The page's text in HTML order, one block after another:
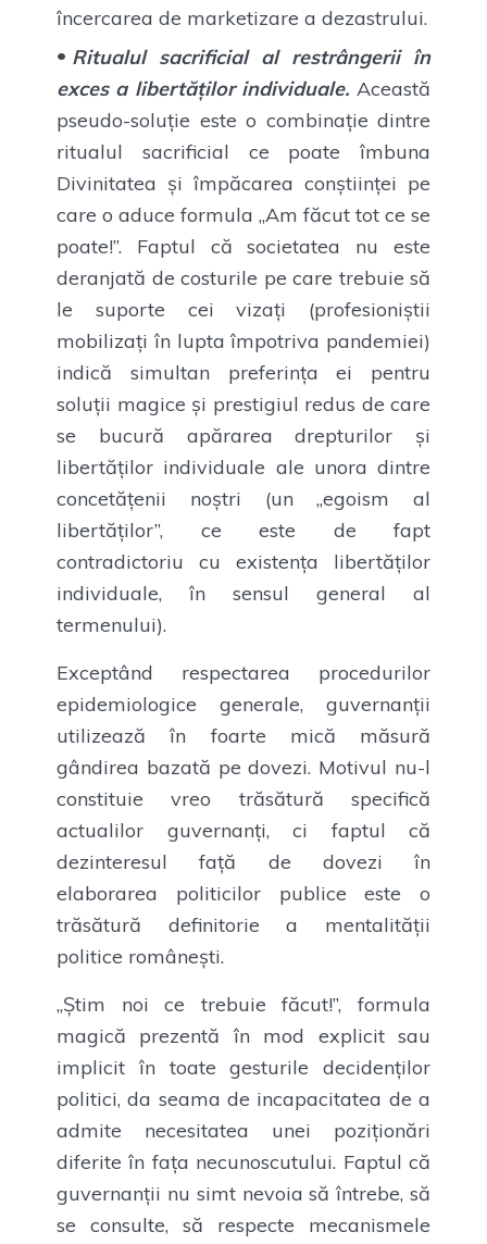
încercarea de marketizare a dezastrului.
Ritualul sacrificial al restrângerii în
exces a libertăților individuale. Această
pseudo-soluție este o combinație dintre
ritualul sacrificial ce poate îmbuna
Divinitatea și împăcarea conștiinței pe
care o aduce formula „Am făcut tot ce se
poate!”. Faptul că societatea nu este
deranjată de costurile pe care trebuie să
le suporte cei vizați (profesioniștii
mobilizați în lupta împotriva pandemiei)
indică simultan preferința ei pentru
soluții magice și prestigiul redus de care
se bucură apărarea drepturilor și
libertăților individuale ale unora dintre
concetățenii noștri (un „egoism al
libertăților”, ce este de fapt
contradictoriu cu existența libertăților
individuale, în sensul general al
termenului).
Exceptând respectarea procedurilor
epidemiologice generale, guvernanții
utilizează în foarte mică măsură
gândirea bazată pe dovezi. Motivul nu-l
constituie vreo trăsătură specifică
actualilor guvernanți, ci faptul că
dezinteresul față de dovezi în
elaborarea politicilor publice este o
trăsătură definitorie a mentalității
politice românești.
„Știm noi ce trebuie făcut!”, formula
magică prezentă în mod explicit sau
implicit în toate gesturile decidenților
politici, da seama de incapacitatea de a
admite necesitatea unei poziționări
diferite în fața necunoscutului. Faptul că
guvernanții nu simt nevoia să întrebe, să
se consulte, să respecte mecanismele